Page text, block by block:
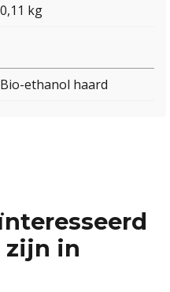
0,11 kg
Bio-ethanol haard
zijn in